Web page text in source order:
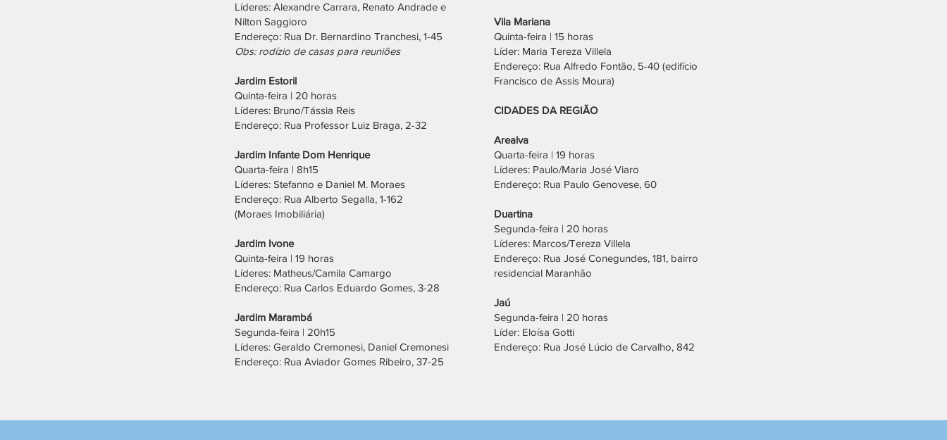
Líderes: Alexandre Carrara, Renato Andrade e
Nilton Saggioro
Endereço: Rua Dr. Bernardino Tranchesi, 1-45
Obs: rodízio de casas para reuniões
Jardim Estoril
Quinta-feira | 20 horas
Líderes: Bruno/Tássia Reis
Endereço: Rua Professor Luiz Braga, 2-32
Jardim Infante Dom Henrique
Quarta-feira | 8h15
Líderes: Stefanno e Daniel M. Moraes
Endereço: Rua Alberto Segalla, 1-162
(Moraes Imobiliária)
Jardim Ivone
Quinta-feira | 19 horas
Líderes: Matheus/Camila Camargo
Endereço: Rua Carlos Eduardo Gomes, 3-28
Jardim Marambá
Segunda-feira | 20h15
Líderes: Geraldo Cremonesi, Daniel Cremonesi
Endereço: Rua Aviador Gomes Ribeiro, 37-25
Vila Mariana
Quinta-feira | 15 horas
Líder: Maria Tereza Villela
Endereço: Rua Alfredo Fontão, 5-40 (edifício
Francisco de Assis Moura)
CIDADES DA REGIÃO
Arealva
Quarta-feira | 19 horas
Líderes: Paulo/Maria José Viaro
Endereço: Rua Paulo Genovese, 60
Duartina
Segunda-feira | 20 horas
Líderes: Marcos/Tereza Villela
Endereço: Rua José Conegundes, 181, bairro
residencial Maranhão
Jaú
Segunda-feira | 20 horas
Líder: Eloísa Gotti
Endereço: Rua José Lúcio de Carvalho, 842